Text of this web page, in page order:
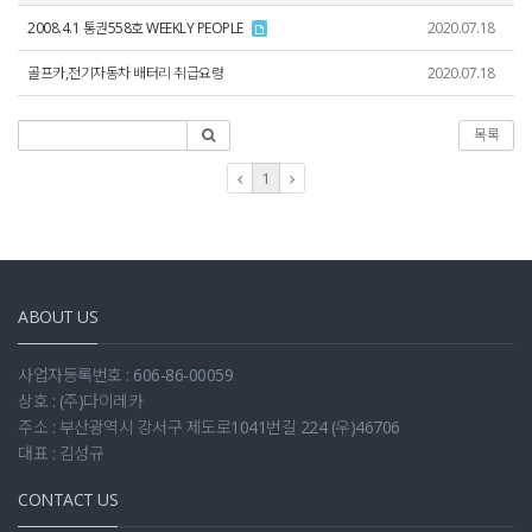
2008.4.1 통권558호 WEEKLY PEOPLE 2020.07.18
골프카,전기자동차 배터리 취급요령 2020.07.18
목록
1
ABOUT US
사업자등록번호 : 606-86-00059
상호 : (주)다이레카
주소 : 부산광역시 강서구 제도로1041번길 224 (우)46706
대표 : 김성규
CONTACT US